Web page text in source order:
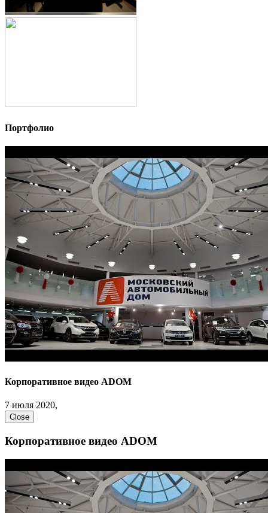
Портфолио
Корпоративное видео ADOM
7 июля 2020,
Close
Корпоративное видео ADOM